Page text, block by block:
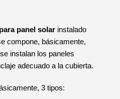
panel solar instalado
compone, básicamente,
instalan los paneles
adecuado a la cubierta.
3 tipos: